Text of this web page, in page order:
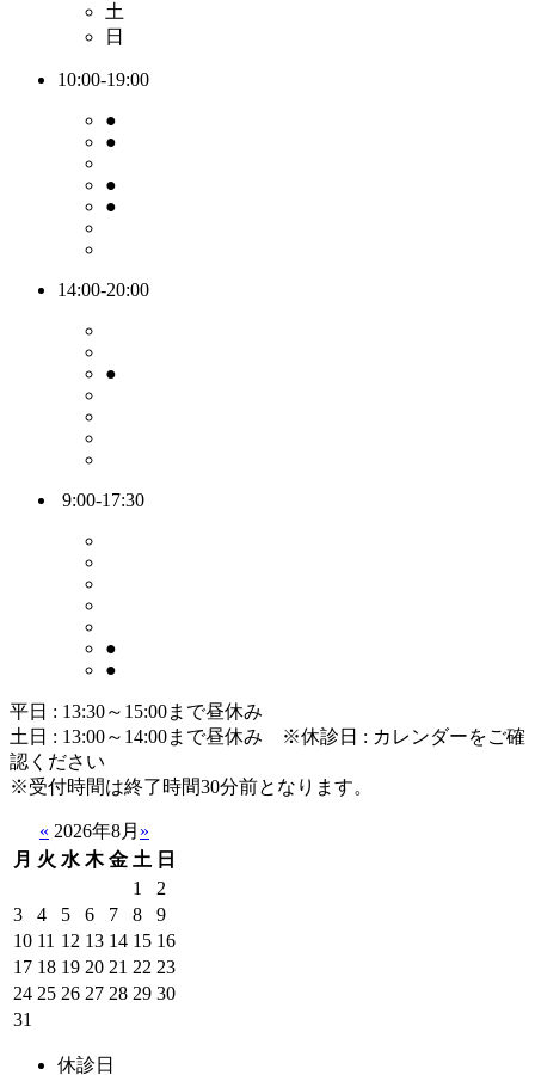
土
日
10:00-19:00
●
●
●
●
14:00-20:00
●
9:00-17:30
●
●
平日 : 13:30～15:00まで昼休み
土日 : 13:00～14:00まで昼休み
※休診日 : カレンダーをご確
認ください
※受付時間は終了時間30分前となります。
« 2026年8月 »
月 火 水 木 金 土 日
1
2
3
4 5 6 7 8
9
10 11 12 13 14 15 16
17 18 19 20 21 22 23
24 25 26 27 28 29 30
31
休診日